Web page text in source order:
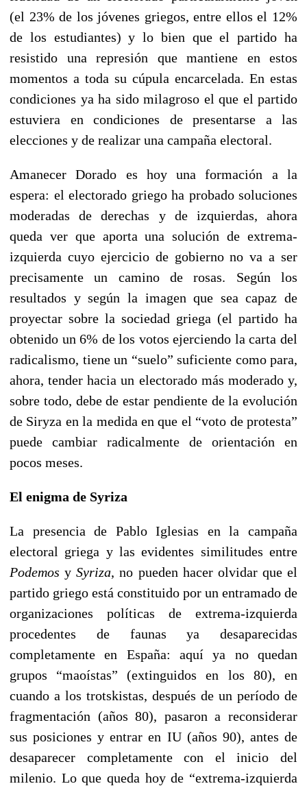
(el 23% de los jóvenes griegos, entre ellos el 12%
de los estudiantes) y lo bien que el partido ha
resistido una represión que mantiene en estos
momentos a toda su cúpula encarcelada. En estas
condiciones ya ha sido milagroso el que el partido
estuviera en condiciones de presentarse a las
elecciones y de realizar una campaña electoral.
Amanecer Dorado es hoy una formación a la
espera: el electorado griego ha probado soluciones
moderadas de derechas y de izquierdas, ahora
queda ver que aporta una solución de extrema-
izquierda cuyo ejercicio de gobierno no va a ser
precisamente un camino de rosas. Según los
resultados y según la imagen que sea capaz de
proyectar sobre la sociedad griega (el partido ha
obtenido un 6% de los votos ejerciendo la carta del
radicalismo, tiene un “suelo” suficiente como para,
ahora, tender hacia un electorado más moderado y,
sobre todo, debe de estar pendiente de la evolución
de Siryza en la medida en que el “voto de protesta”
puede cambiar radicalmente de orientación en
pocos meses.
El enigma de Syriza
La presencia de Pablo Iglesias en la campaña
electoral griega y las evidentes similitudes entre
Podemos y Syriza, no pueden hacer olvidar que el
partido griego está constituido por un entramado de
organizaciones políticas de extrema-izquierda
procedentes de faunas ya desaparecidas
completamente en España: aquí ya no quedan
grupos “maoístas” (extinguidos en los 80), en
cuando a los trotskistas, después de un período de
fragmentación (años 80), pasaron a reconsiderar
sus posiciones y entrar en IU (años 90), antes de
desaparecer completamente con el inicio del
milenio. Lo que queda hoy de “extrema-izquierda